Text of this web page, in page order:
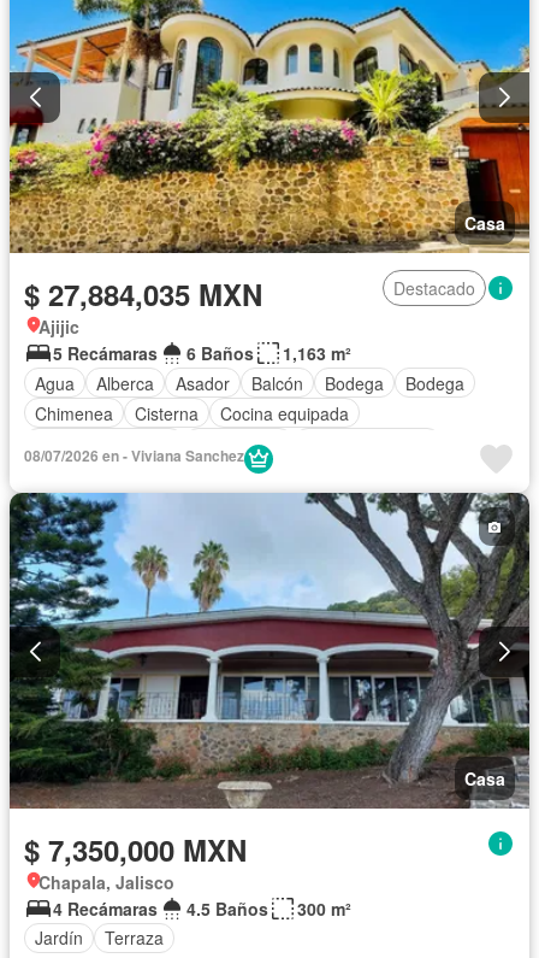
Casa
$ 27,884,035 MXN
Destacado
Ajijic
5 Recámaras
6 Baños
1,163 m²
Agua
Alberca Asador Balcón Bodega
Bodega
Chimenea
Cisterna
Cocina equipada
Electricidad
Despacho
Terraza
Vista panorámica
Completamente amueblado
08/07/2026 en - Viviana Sanchez
Casa
$ 7,350,000 MXN
Chapala, Jalisco
4 Recámaras
4.5 Baños
300 m²
Jardín
Terraza